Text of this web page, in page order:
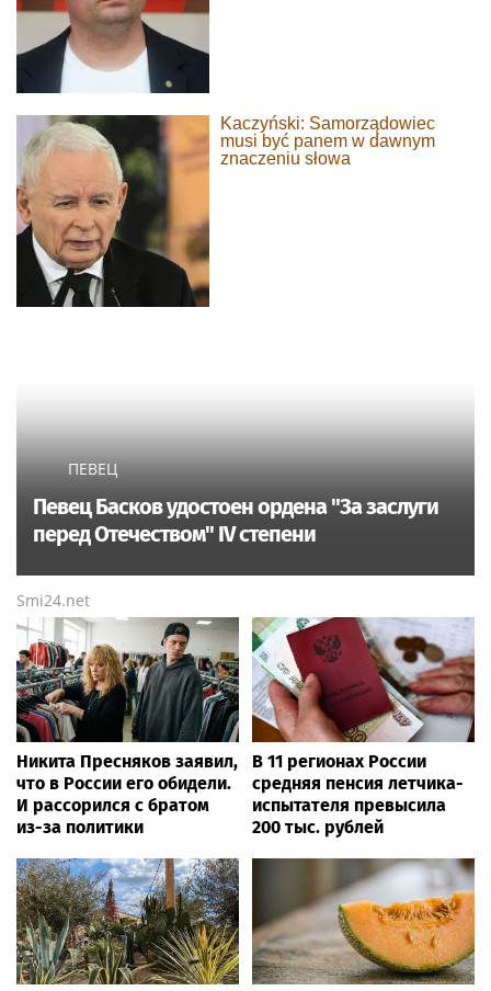
Kaczyński: Samorządowiec
musi być panem w dawnym
znaczeniu słowa
ПЕВЕЦ
Певец Басков удостоен ордена "За заслуги
перед Отечеством" IV степени
Smi24.net
Никита Пресняков заявил,
что в России его обидели.
И рассорился с братом
из-за политики
В 11 регионах России
средняя пенсия летчика-
испытателя превысила
200 тыс. рублей